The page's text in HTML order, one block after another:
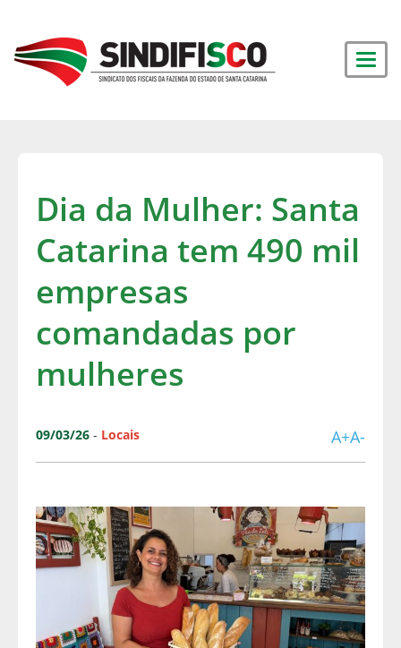
Dia da Mulher: Santa
Catarina tem 490 mil
empresas
comandadas por
mulheres
09/03/26 - Locais A+A-